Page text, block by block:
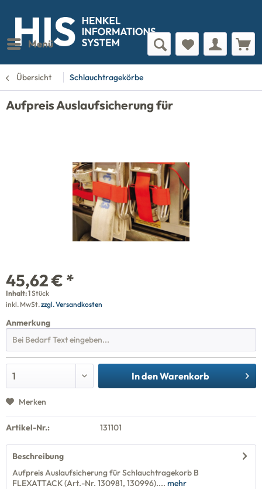
Menü
Übersicht Schlauchtragekörbe
Aufpreis Auslaufsicherung für
45,62 € *
Inhalt:1 Stück
inkl. MwSt.zzgl. Versandkosten
Anmerkung
In denWarenkorb
Merken
Artikel-Nr.: 131101
Beschreibung
Aufpreis Auslaufsicherung für Schlauchtragekorb B
FLEXATTACK (Art.-Nr. 130981, 130996).... mehr